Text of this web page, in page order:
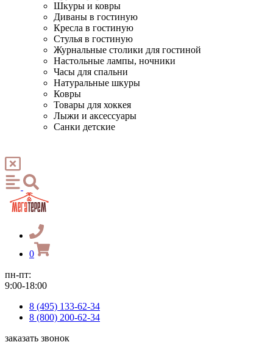
Шкуры и ковры
Диваны в гостиную
Кресла в гостиную
Стулья в гостиную
Журнальные столики для гостиной
Настольные лампы, ночники
Часы для спальни
Натуральные шкуры
Ковры
Товары для хоккея
Лыжи и аксессуары
Санки детские
0
пн-пт:
9:00-18:00
8 (495) 133-62-34
8 (800) 200-62-34
заказать звонок